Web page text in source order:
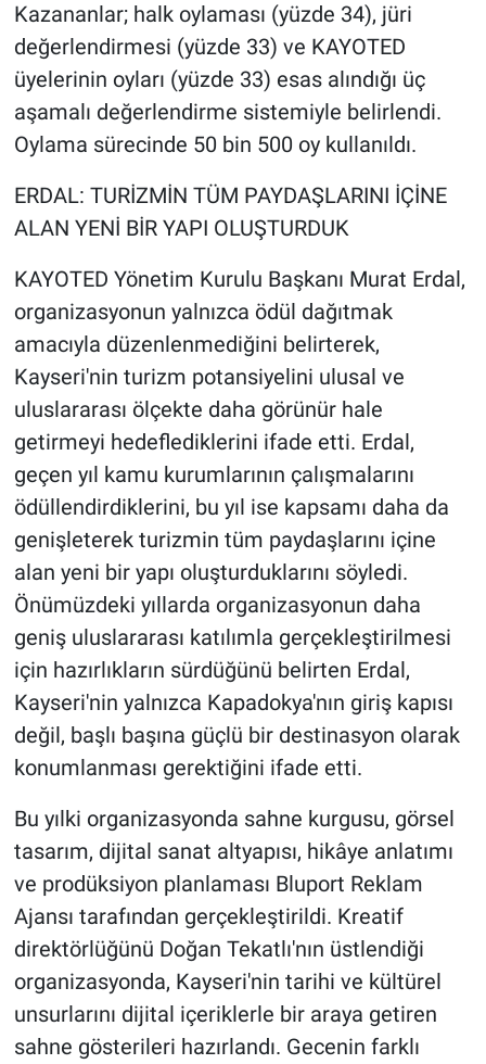
Kazananlar; halk oylaması (yüzde 34), jüri
değerlendirmesi (yüzde 33) ve KAYOTED
üyelerinin oyları (yüzde 33) esas alındığı üç
aşamalı değerlendirme sistemiyle belirlendi.
Oylama sürecinde 50 bin 500 oy kullanıldı.
ERDAL: TURİZMİN TÜM PAYDAŞLARINI İÇİNE
ALAN YENİ BİR YAPI OLUŞTURDUK
KAYOTED Yönetim Kurulu Başkanı Murat Erdal,
organizasyonun yalnızca ödül dağıtmak
amacıyla düzenlenmediğini belirterek,
Kayseri'nin turizm potansiyelini ulusal ve
uluslararası ölçekte daha görünür hale
getirmeyi hedeflediklerini ifade etti. Erdal,
geçen yıl kamu kurumlarının çalışmalarını
ödüllendirdiklerini, bu yıl ise kapsamı daha da
genişleterek turizmin tüm paydaşlarını içine
alan yeni bir yapı oluşturduklarını söyledi.
Önümüzdeki yıllarda organizasyonun daha
geniş uluslararası katılımla gerçekleştirilmesi
için hazırlıkların sürdüğünü belirten Erdal,
Kayseri'nin yalnızca Kapadokya'nın giriş kapısı
değil, başlı başına güçlü bir destinasyon olarak
konumlanması gerektiğini ifade etti.
Bu yılki organizasyonda sahne kurgusu, görsel
tasarım, dijital sanat altyapısı, hikâye anlatımı
ve prodüksiyon planlaması Bluport Reklam
Ajansı tarafından gerçekleştirildi. Kreatif
direktörlüğünü Doğan Tekatlı'nın üstlendiği
organizasyonda, Kayseri'nin tarihi ve kültürel
unsurlarını dijital içeriklerle bir araya getiren
sahne gösterileri hazırlandı. Gecenin farklı